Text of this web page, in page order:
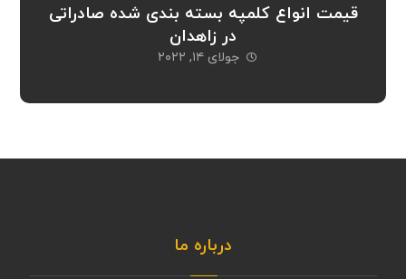
قیمت انواع کلمپه بسته بندی شده صادراتی
در زاهدان
جولای ۱۴, ۲۰۲۲
درباره ما